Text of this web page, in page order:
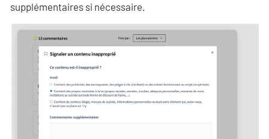
supplémentaires si nécessaire.